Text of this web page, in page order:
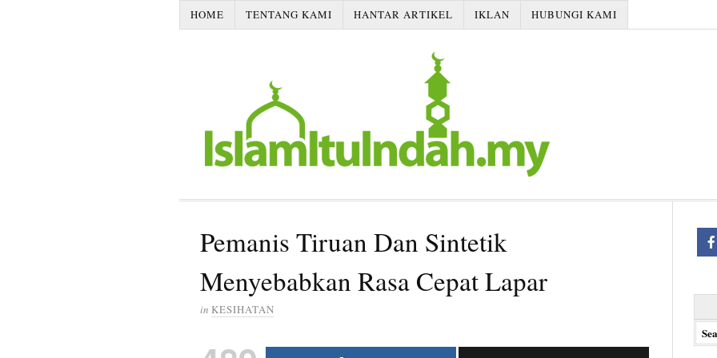
HOME TENTANG KAMI HANTAR ARTIKEL IKLAN HUBUNGI KAMI
Pemanis Tiruan Dan Sintetik
Menyebabkan Rasa Cepat Lapar
in KESIHATAN